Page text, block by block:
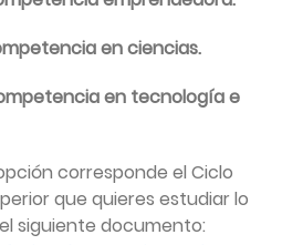
en ciencias.
en tecnología e
corresponde el Ciclo
que quieres estudiar lo
siguiente documento: